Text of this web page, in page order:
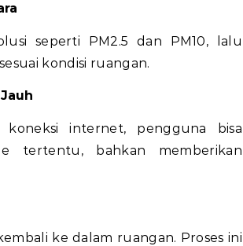
seperti PM2.5 dan PM10, lalu
kondisi ruangan.
internet, pengguna bisa
tertentu, bahkan memberikan
ke dalam ruangan. Proses ini